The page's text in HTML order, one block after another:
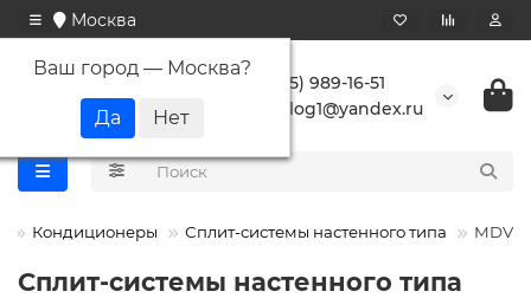
Москва
Ваш город — Москва?
+7 (495) 989-16-51
buranlog1@yandex.ru
Кондиционеры Сплит-системы настенного типа MDV
Сплит-системы настенного типа